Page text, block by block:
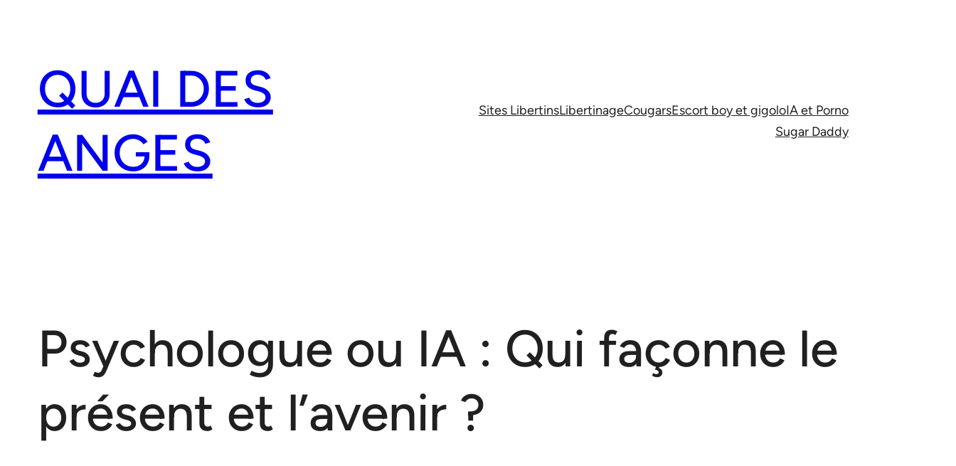
QUAI DES
ANGES
Sites LibertinsLibertinageCougarsEscort boy et gigoloIA et Porno
Sugar Daddy
Psychologue ou IA : Qui façonne le
présent et l’avenir ?